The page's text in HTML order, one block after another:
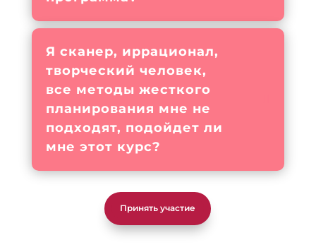
Я сканер, иррационал,
творческий человек,
все методы жесткого
планирования мне не
подходят, подойдет ли
мне этот курс?
Принять участие